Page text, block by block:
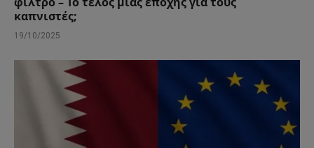
καπνιστές;
19/10/2025